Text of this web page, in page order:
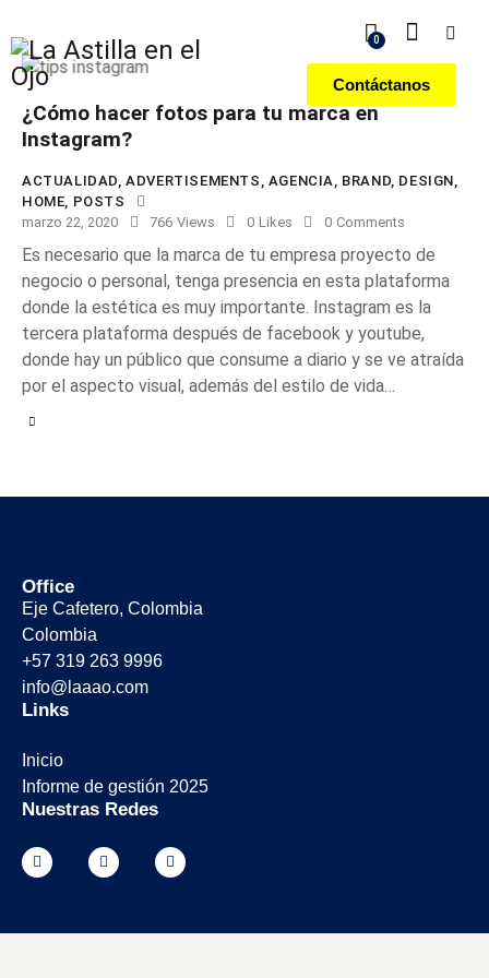
0
Contáctanos
¿Cómo hacer fotos para tu marca en
Instagram?
ACTUALIDAD ,ADVERTISEMENTS AGENCIA BRAND DESIGN
HOME POSTS
marzo 22, 2020
766 Views 0 Likes 0 Comments
Es necesario que la marca de tu empresa proyecto de
negocio o personal, tenga presencia en esta plataforma
donde la estética es muy importante. Instagram es la
tercera plataforma después de facebook y youtube,
donde hay un público que consume a diario y se ve atraída
por el aspecto visual, además del estilo de vida…
Office
Eje Cafetero, Colombia
Colombia
+57 319 263 9996
info@laaao.com
Links
Inicio
Informe de gestión 2025
Nuestras Redes